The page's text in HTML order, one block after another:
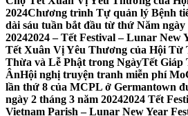
2024Chương trình Tự quản lý Bệnh
dài sáu tuần bắt đầu từ thứ Năm ngày
20242024 – Tết Festival – Lunar New
Tết Xuân Vị Yêu Thương của Hội Từ
Thừa và Lễ Phật trong NgàyTết Giáp
ÂnHội nghị truyện tranh miễn phí
lần thứ 8 của MCPL ở Germantown
ngày 2 tháng 3 năm 20242024 Tết
Vietnam Parish – Lunar New Year